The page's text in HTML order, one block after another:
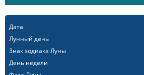
Дата
Лунный день
Знак зодиака Луны
День недели